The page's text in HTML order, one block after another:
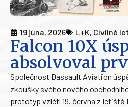
19 júna, 2026 L+K, Civilné
Falcon 10X
absolvoval
Společnost Dassault Aviation
zkoušky svého nového
prototyp vzlétl 19. června z letiště